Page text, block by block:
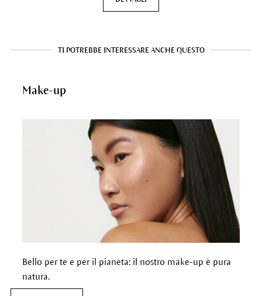
TI POTREBBE INTERESSARE ANCHE QUESTO
Make-up
Bello per te e per il pianeta: il nostro make-up è pura
natura.